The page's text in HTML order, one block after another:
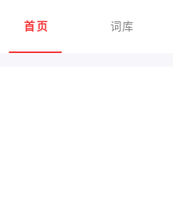
首页 词库